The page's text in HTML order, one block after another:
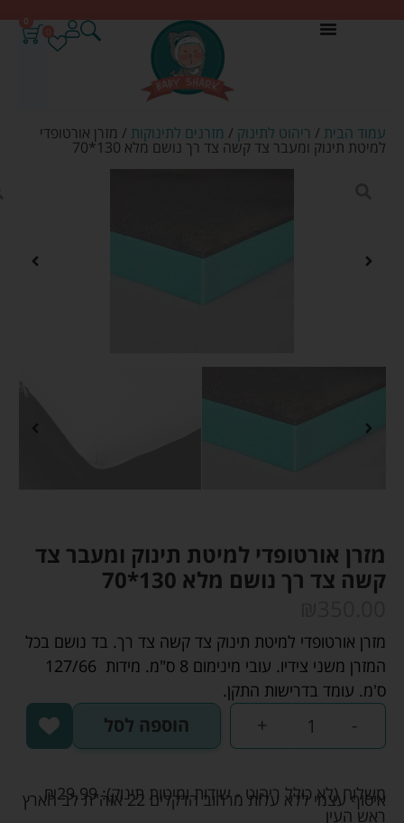
0
עמוד הבית / ריהוט לתינוק / מזרנים לתינוקות / מזרן אורטופדי
למיטת תינוק ומעבר צד קשה צד רך נושם מלא 130*70
מזרן אורטופדי למיטת תינוק ומעבר צד
קשה צד רך נושם מלא 130*70
מזרן אורטופדי למיטת תינוק צד קשה צד רך. בד נושם בכל
המזרן משני צידיו. עובי מינימום 8 ס"מ. מידות 127/66
ס'מ. עומד בדרישות התקן.
-
+ הוספה לסל
משלוח (לא כולל ריהוט - שידות ומיטות תינוק): ₪29.99
איסוף עצמי ללא עלות מרחוב הדקלים 22 אזה"ת לב הארץ
ראש העין